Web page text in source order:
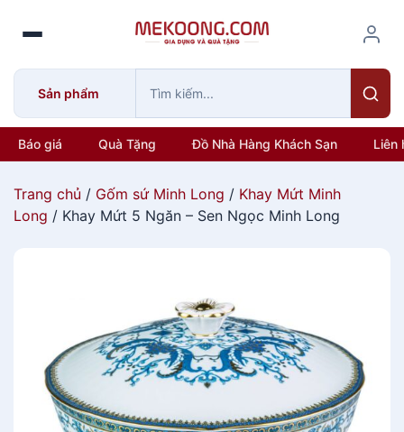
o
Sản phẩm
Báo giá Quà Tặng Đồ Nhà Hàng Khách Sạn Liên
Trang chủ / Gốm sứ Minh Long / Khay Mứt Minh
Long / Khay Mứt 5 Ngăn – Sen Ngọc Minh Long